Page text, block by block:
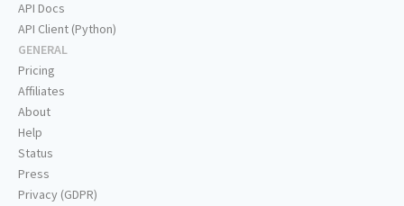
API Docs
API Client (Python)
GENERAL
Pricing
Affiliates
About
Help
Status
Press
Privacy (GDPR)